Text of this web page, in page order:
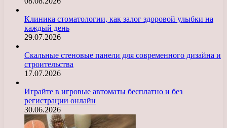
Клиника стоматологии, как залог здоровой улыбки на
каждый день
29.07.2026
Скальные стеновые панели для современного дизайна и
строительства
17.07.2026
Играйте в игровые автоматы бесплатно и без
регистрации онлайн
30.06.2026